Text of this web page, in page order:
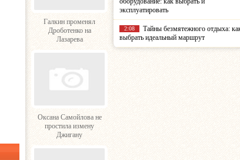
Галкин променял
Дроботенко на
Лазарева
Оксана Самойлова не
простила измену
Джигану
эксплуатировать
2:08
Тайны безмятежного отдыха:
выбрать идеальный маршрут